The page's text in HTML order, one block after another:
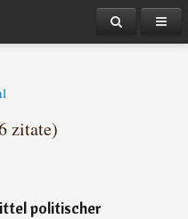
zitate)
politischer